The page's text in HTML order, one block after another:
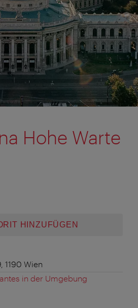
Hohe Warte
HINZUFÜGEN
1190 Wien
in der Umgebung